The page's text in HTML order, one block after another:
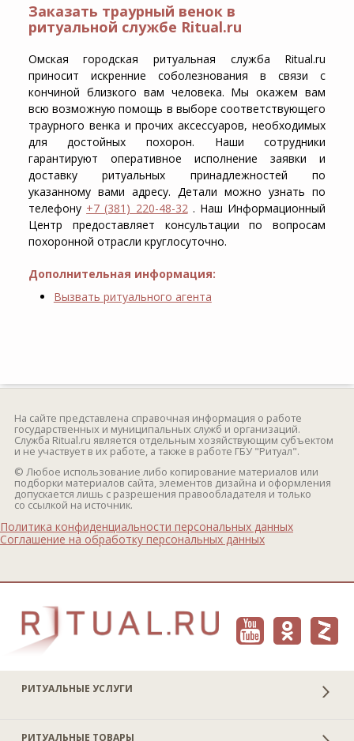
Заказать траурный венок в
ритуальной службе Ritual.ru
Омская городская ритуальная служба Ritual.ru
приносит искренние соболезнования в связи с
кончиной близкого вам человека. Мы окажем вам
всю возможную помощь в выборе соответствующего
траурного венка и прочих аксессуаров, необходимых
для достойных похорон. Наши сотрудники
гарантируют оперативное исполнение заявки и
доставку ритуальных принадлежностей по
указанному вами адресу. Детали можно узнать по
телефону +7 (381) 220-48-32 . Наш Информационный
Центр предоставляет консультации по вопросам
похоронной отрасли круглосуточно.
Дополнительная информация:
Вызвать ритуального агента
РИТУАЛЬНЫЕ УСЛУГИ
РИТУАЛЬНЫЕ ТОВАРЫ
На сайте представлена справочная информация о работе
государственных и муниципальных служб и организаций.
Служба Ritual.ru является отдельным хозяйствующим субъектом
и не участвует в их работе, а также в работе ГБУ "Ритуал".
© Любое использование либо копирование материалов или
подборки материалов сайта, элементов дизайна и оформления
допускается лишь с разрешения правообладателя и только
со ссылкой на источник.
Политика конфиденциальности персональных данных
Соглашение на обработку персональных данных